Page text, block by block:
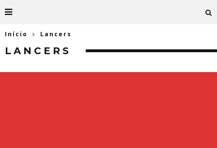
Início Lancers
LANCERS